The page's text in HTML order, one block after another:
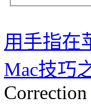
用手指在
Mac技巧